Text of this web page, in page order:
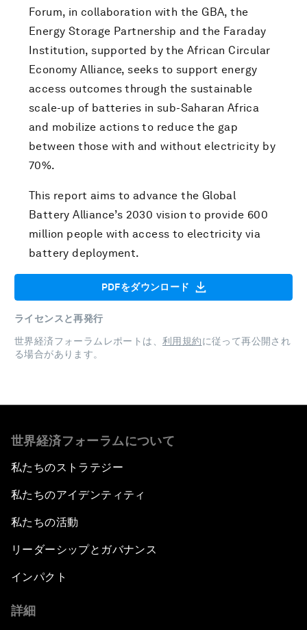
Forum, in collaboration with the GBA, the
Energy Storage Partnership and the Faraday
Institution, supported by the African Circular
Economy Alliance, seeks to support energy
access outcomes through the sustainable
scale-up of batteries in sub-Saharan Africa
and mobilize actions to reduce the gap
between those with and without electricity by
70%.
This report aims to advance the Global
Battery Alliance’s 2030 vision to provide 600
million people with access to electricity via
battery deployment.
PDFをダウンロード
ライセンスと再発行
世界経済フォーラムレポートは、 利用規約に従って再公開され
る場合があります。
世界経済フォーラムについて
私たちのストラテジー
私たちのアイデンティティ
私たちの活動
リーダーシップとガバナンス
インパクト
詳細